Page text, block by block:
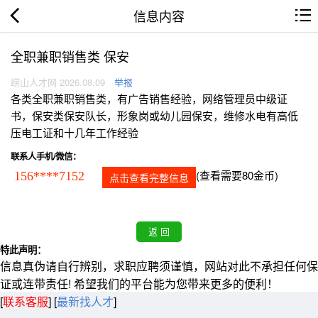
信息内容
全职兼职销售类 保安
崂山人才网 2026.08.09 举报
各类全职兼职销售类，有广告销售经验，网络管理员中级证
书，保安类保安队长，形象岗或幼儿园保安，维修水电有高低
压电工证和十几年工作经验
联系人手机/微信：
156****7152 点击查看完整信息 (查看需要80金币)
特此声明：
信息真伪请自行辨别，求职应聘须谨慎，网站对此不承担任何保
证或连带责任! 希望我们的平台能为您带来更多的便利！
[联系客服] [最新找人才]